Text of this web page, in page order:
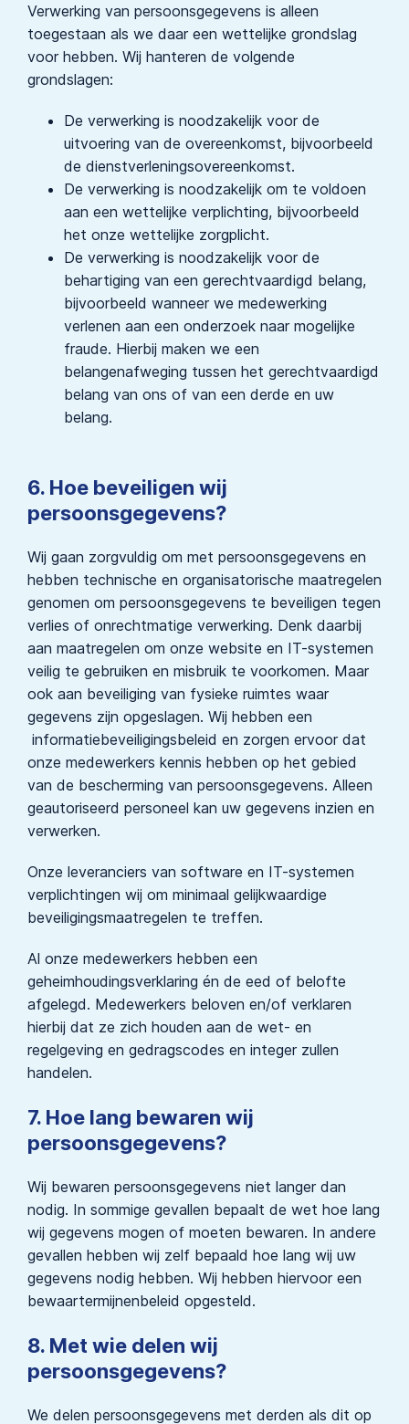
Verwerking van persoonsgegevens is alleen
toegestaan als we daar een wettelijke grondslag
voor hebben. Wij hanteren de volgende
grondslagen:
De verwerking is noodzakelijk voor de
uitvoering van de overeenkomst, bijvoorbeeld
de dienstverleningsovereenkomst.
De verwerking is noodzakelijk om te voldoen
aan een wettelijke verplichting, bijvoorbeeld
het onze wettelijke zorgplicht.
De verwerking is noodzakelijk voor de
behartiging van een gerechtvaardigd belang,
bijvoorbeeld wanneer we medewerking
verlenen aan een onderzoek naar mogelijke
fraude. Hierbij maken we een
belangenafweging tussen het gerechtvaardigd
belang van ons of van een derde en uw
belang.
6. Hoe beveiligen wij
persoonsgegevens?
Wij gaan zorgvuldig om met persoonsgegevens en
hebben technische en organisatorische maatregelen
genomen om persoonsgegevens te beveiligen tegen
verlies of onrechtmatige verwerking. Denk daarbij
aan maatregelen om onze website en IT-systemen
veilig te gebruiken en misbruik te voorkomen. Maar
ook aan beveiliging van fysieke ruimtes waar
gegevens zijn opgeslagen. Wij hebben een
informatiebeveiligingsbeleid en zorgen ervoor dat
onze medewerkers kennis hebben op het gebied
van de bescherming van persoonsgegevens. Alleen
geautoriseerd personeel kan uw gegevens inzien en
verwerken.
Onze leveranciers van software en IT-systemen
verplichtingen wij om minimaal gelijkwaardige
beveiligingsmaatregelen te treffen.
Al onze medewerkers hebben een
geheimhoudingsverklaring én de eed of belofte
afgelegd. Medewerkers beloven en/of verklaren
hierbij dat ze zich houden aan de wet- en
regelgeving en gedragscodes en integer zullen
handelen.
7. Hoe lang bewaren wij
persoonsgegevens?
Wij bewaren persoonsgegevens niet langer dan
nodig. In sommige gevallen bepaalt de wet hoe lang
wij gegevens mogen of moeten bewaren. In andere
gevallen hebben wij zelf bepaald hoe lang wij uw
gegevens nodig hebben. Wij hebben hiervoor een
bewaartermijnenbeleid opgesteld.
8. Met wie delen wij
persoonsgegevens?
We delen persoonsgegevens met derden als dit op